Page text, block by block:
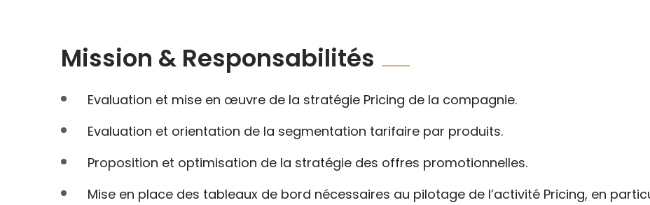
Mission & Responsabilités
Evaluation et mise en œuvre de la stratégie Pricing de la compagnie.
Evaluation et orientation de la segmentation tarifaire par produits.
Proposition et optimisation de la stratégie des offres promotionnelles.
Mise en place des tableaux de bord nécessaires au pilotage de l’activité Pricing, en